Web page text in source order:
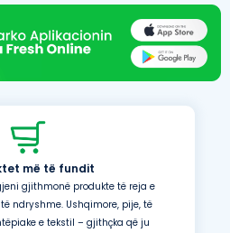
më të fundit
gjithmonë produkte të reja e
ndryshme. Ushqimore, pije, të
e tekstil – gjithçka që ju